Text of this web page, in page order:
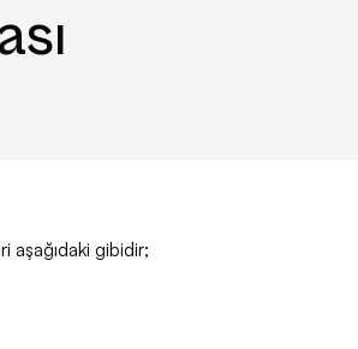
aşağıdaki gibidir;